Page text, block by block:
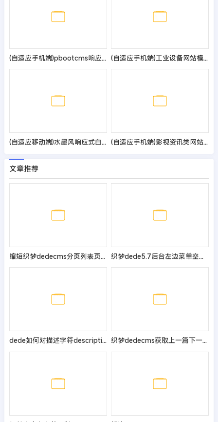
(自适应手机端)pbootcms响应式旅游公司网站模板 蓝色宽屏旅行社网站源码 (自适应手机端)工业设备网站模板 响应式机械设备网站源码
(自适应移动端)水墨风响应式白酒酿制生产网站模板 酒业网站源码 (自适应手机端)影视资讯类网站pbootcms模板 影视新闻博客网站源码
文章推荐
缩短织梦dedecms分页列表页/内容页显示分页页码 织梦dede5.7后台左边菜单空白或不显示的解决办法
dede如何对描述字符description限制字数 织梦dedecms获取上一篇下一篇文章链接的方法